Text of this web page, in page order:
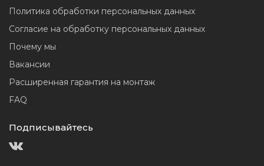
Политика обработки персональных данных
Согласие на обработку персональных данных
Почему мы
Вакансии
Расширенная гарантия на монтаж
FAQ
Подписывайтесь